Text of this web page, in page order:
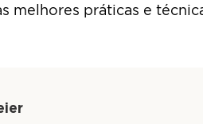
melhores práticas e